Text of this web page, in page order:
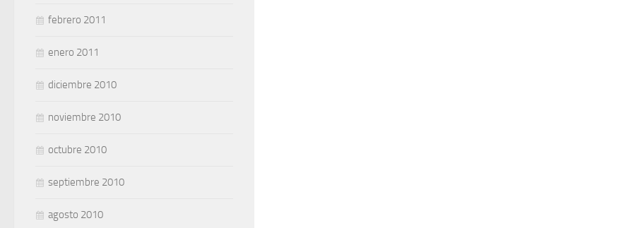
febrero 2011
enero 2011
diciembre 2010
noviembre 2010
octubre 2010
septiembre 2010
agosto 2010